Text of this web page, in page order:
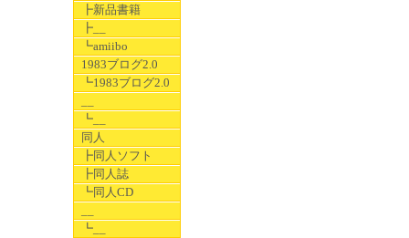
┣新品書籍
┣__
┗amiibo
1983ブログ2.0
┗1983ブログ2.0
┗__
同人
┣同人ソフト
┣同人誌
┗同人CD
┗__